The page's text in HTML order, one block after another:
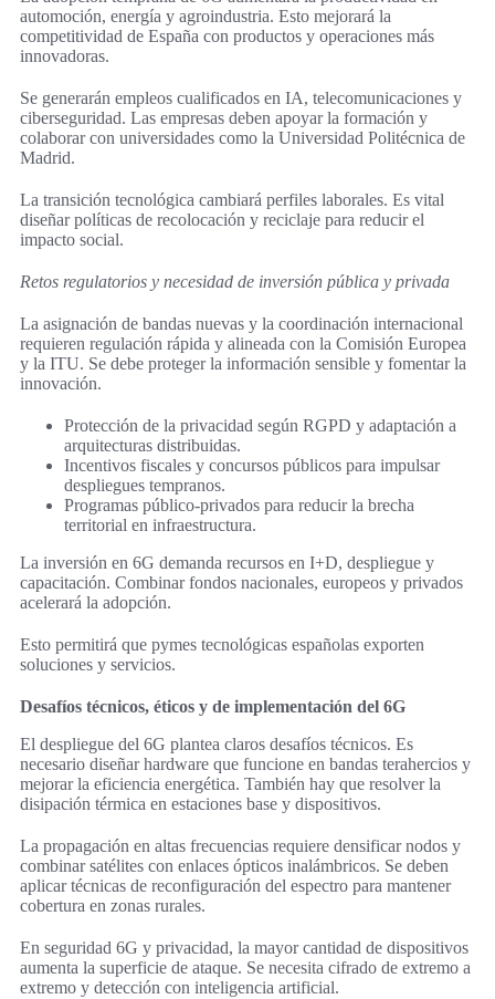
automoción, energía y agroindustria. Esto mejorará la
competitividad de España con productos y operaciones más
innovadoras.
Se generarán empleos cualificados en IA, telecomunicaciones y
ciberseguridad. Las empresas deben apoyar la formación y
colaborar con universidades como la Universidad Politécnica de
Madrid.
La transición tecnológica cambiará perfiles laborales. Es vital
diseñar políticas de recolocación y reciclaje para reducir el
impacto social.
Retos regulatorios y necesidad de inversión pública y privada
La asignación de bandas nuevas y la coordinación internacional
requieren regulación rápida y alineada con la Comisión Europea
y la ITU. Se debe proteger la información sensible y fomentar la
innovación.
Protección de la privacidad según RGPD y adaptación a
arquitecturas distribuidas.
Incentivos fiscales y concursos públicos para impulsar
despliegues tempranos.
Programas público-privados para reducir la brecha
territorial en infraestructura.
La inversión en 6G demanda recursos en I+D, despliegue y
capacitación. Combinar fondos nacionales, europeos y privados
acelerará la adopción.
Esto permitirá que pymes tecnológicas españolas exporten
soluciones y servicios.
Desafíos técnicos, éticos y de implementación del 6G
El despliegue del 6G plantea claros desafíos técnicos. Es
necesario diseñar hardware que funcione en bandas terahercios y
mejorar la eficiencia energética. También hay que resolver la
disipación térmica en estaciones base y dispositivos.
La propagación en altas frecuencias requiere densificar nodos y
combinar satélites con enlaces ópticos inalámbricos. Se deben
aplicar técnicas de reconfiguración del espectro para mantener
cobertura en zonas rurales.
En seguridad 6G y privacidad, la mayor cantidad de dispositivos
aumenta la superficie de ataque. Se necesita cifrado de extremo a
extremo y detección con inteligencia artificial.